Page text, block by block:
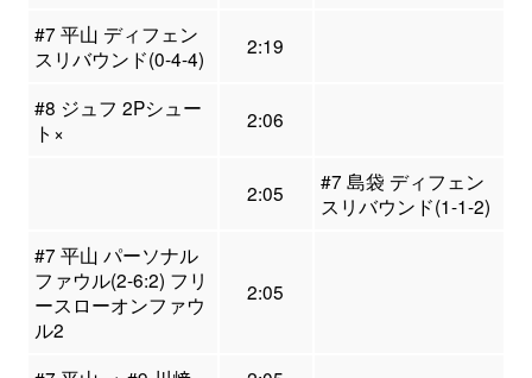
#7 平山 ディフェン
スリバウンド(0-4-4)
2:19
#8 ジュフ 2Pシュー
ト×
2:06
2:05
#7 島袋 ディフェン
スリバウンド(1-1-2)
#7 平山 パーソナル
ファウル(2-6:2) フリ
ースローオンファウ
ル2
2:05